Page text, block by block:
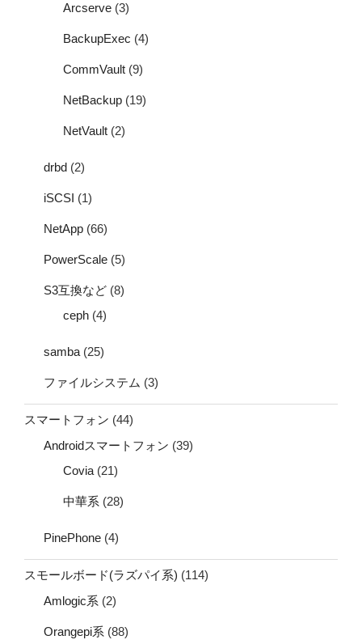
Arcserve (3)
BackupExec (4)
CommVault (9)
NetBackup (19)
NetVault (2)
drbd (2)
iSCSI (1)
NetApp (66)
PowerScale (5)
S3互換など (8)
ceph (4)
samba (25)
ファイルシステム (3)
スマートフォン (44)
Androidスマートフォン (39)
Covia (21)
中華系 (28)
PinePhone (4)
スモールボード(ラズパイ系) (114)
Amlogic系 (2)
Orangepi系 (88)